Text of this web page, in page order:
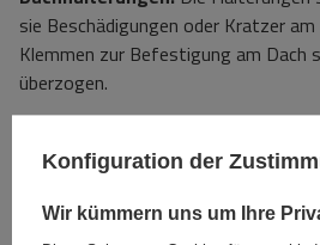
sie Beschädigungen oder Kratzer am
Klemmen zur Befestigung am Dach
überzogen.
Montageanleitung.
Spezifikation
Konfiguration der
Wir kümmern uns um Ihre